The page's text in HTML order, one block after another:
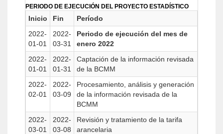
PERIODO DE EJECUCIÓN DEL PROYECTO ESTADÍSTICO
Inicio Fin
Período
2022-
01-01
2022-
03-31
Periodo de ejecución del mes de
enero 2022
2022-
01-01
2022-
01-31
Captación de la información revisada
de la BCMM
2022-
02-01
2022-
03-09
Procesamiento, análisis y generación
de la información revisada de la
BCMM
2022-
03-01
2022-
03-08
Revisión y tratamiento de la tarifa
arancelaria